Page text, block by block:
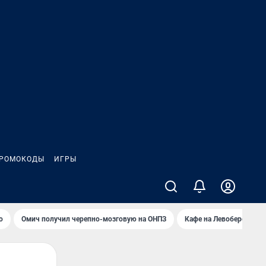
ИГРЫ
Омич получил черепно-мозговую на ОНПЗ Кафе на Левобережье